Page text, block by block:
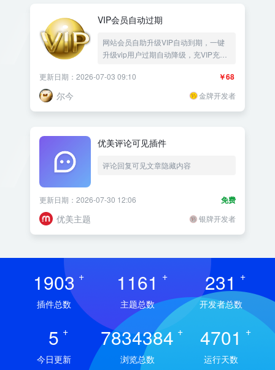
VIP会员自动过期
网站会员自助升级VIP自动到期，一键
升级vip用户过期自动降级，充VIP充会
期网站VIP续费续期黄金会员制——
￥68
更新日期：2026-07-03 09:10
尔今 金牌开发者
优美评论可见插件
评论回复可见文章隐藏内容
免费
更新日期：2026-07-30 12:06
优美主题 银牌开发者
1903 +
插件总数
1161 +
主题总数
231 +
开发者总数
5 +
今日更新
7834384 +
浏览总数
4701 +
运行天数